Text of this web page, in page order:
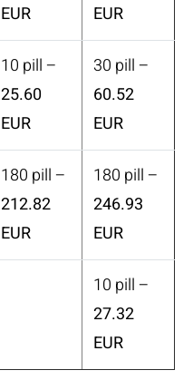
EUR
EUR
10 pill –
25.60
EUR
30 pill –
60.52
EUR
180 pill –
212.82
EUR
180 pill –
246.93
EUR
10 pill –
27.32
EUR